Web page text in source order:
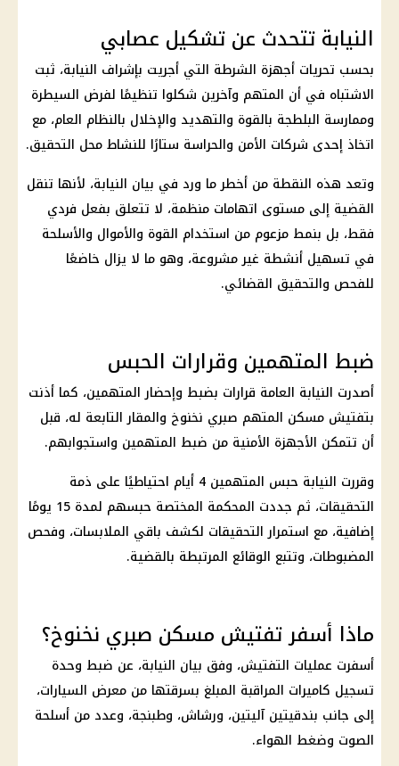
النيابة تتحدث عن تشكيل عصابي
بحسب تحريات أجهزة الشرطة التي أجريت بإشراف النيابة، ثبت
الاشتباه في أن المتهم وآخرين شكلوا تنظيمًا لفرض السيطرة
وممارسة البلطجة بالقوة والتهديد والإخلال بالنظام العام، مع
اتخاذ إحدى شركات الأمن والحراسة ستارًا للنشاط محل التحقيق.
وتعد هذه النقطة من أخطر ما ورد في بيان النيابة، لأنها تنقل
القضية إلى مستوى اتهامات منظمة، لا تتعلق بفعل فردي
فقط، بل بنمط مزعوم من استخدام القوة والأموال والأسلحة
في تسهيل أنشطة غير مشروعة، وهو ما لا يزال خاضعًا
للفحص والتحقيق القضائي.
ضبط المتهمين وقرارات الحبس
أصدرت النيابة العامة قرارات بضبط وإحضار المتهمين، كما أذنت
بتفتيش مسكن المتهم صبري نخنوخ والمقار التابعة له، قبل
أن تتمكن الأجهزة الأمنية من ضبط المتهمين واستجوابهم.
وقررت النيابة حبس المتهمين 4 أيام
احتياطيًا على ذمة
التحقيقات
، ثم جددت المحكمة المختصة حبسهم لمدة 15 يومًا
إضافية، مع استمرارالتحقيقات لكشف باقي الملابسات، وفحص
المضبوطات، وتتبع الوقائع المرتبطة بالقضية.
ماذا أسفر تفتيش مسكن صبري نخنوخ؟
أسفرت عمليات التفتيش، وفق بيان النيابة، عن ضبط وحدة
تسجيل كاميرات المراقبة المبلغ بسرقتها من معرض السيارات،
إلى جانب بندقيتين آليتين، ورشاش، وطبنجة، وعدد من أسلحة
الصوت وضغط الهواء.